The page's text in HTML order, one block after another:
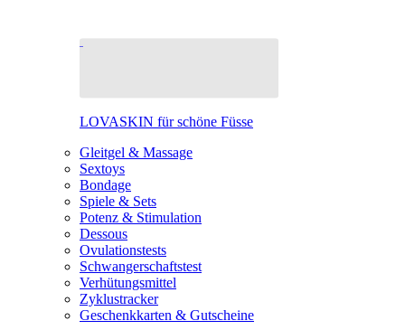
LOVASKIN für schöne Füsse
Gleitgel & Massage
Sextoys
Bondage
Spiele & Sets
Potenz & Stimulation
Dessous
Ovulationstests
Schwangerschaftstest
Verhütungsmittel
Zyklustracker
Geschenkkarten & Gutscheine